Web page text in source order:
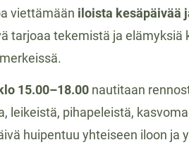
viettämään iloista kesäpäivää
tarjoaa tekemistä ja
15.00–18.00 nautitaan
leikeistä, pihapeleistä,
huipentuu yhteiseen iloon ja